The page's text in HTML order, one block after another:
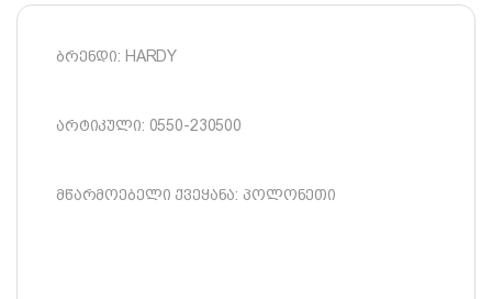
ბრენდი: HARDY
არტიკული: 0550-230500
მწარმოებელი ქვეყანა: პოლონეთი